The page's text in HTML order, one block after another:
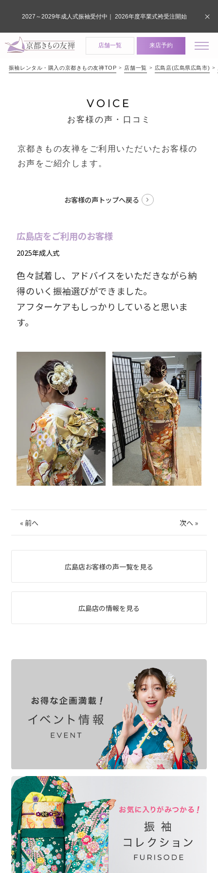
店舗一覧 来店予約
振袖レンタル・購入の京都きもの友禅TOP 店舗一覧 広島店(広島県広島市)
VOICE
お客様の声・口コミ
京都きもの友禅をご利用いただいたお客様の
お声をご紹介します。
お客様の声トップへ戻る
広島店をご利用のお客様
2025年成人式
色々試着し、アドバイスをいただきながら納
得のいく振袖選びができました。
アフターケアもしっかりしていると思いま
す。
« 前へ 次へ »
広島店お客様の声一覧を見る
広島店の情報を見る
2027～2029年成人式振袖受付中｜ 2026年度卒業式袴受注開始